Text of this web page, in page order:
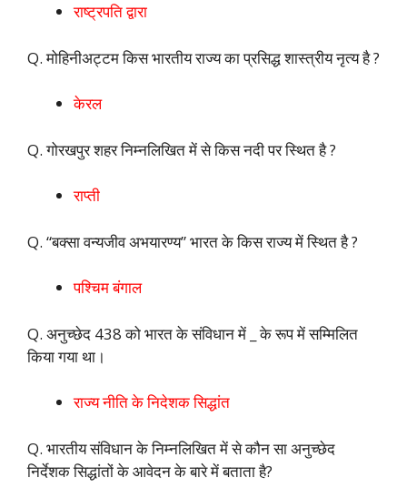
राष्ट्रपति द्वारा
Q. मोहिनीअट्टम किस भारतीय राज्य का प्रसिद्ध शास्त्रीय नृत्य है ?
केरल
Q. गोरखपुर शहर निम्नलिखित में से किस नदी पर स्थित है ?
राप्ती
Q. “बक्सा वन्यजीव अभयारण्य” भारत के किस राज्य में स्थित है ?
पश्चिम बंगाल
Q. अनुच्छेद 438 को भारत के संविधान में _ के रूप में सम्मिलित
किया गया था।
राज्य नीति के निदेशक सिद्धांत
Q. भारतीय संविधान के निम्नलिखित में से कौन सा अनुच्छेद
निर्देशक सिद्धांतों के आवेदन के बारे में बताता है?